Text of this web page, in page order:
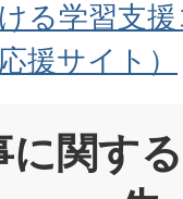
る学習支
援サイト）
に関す